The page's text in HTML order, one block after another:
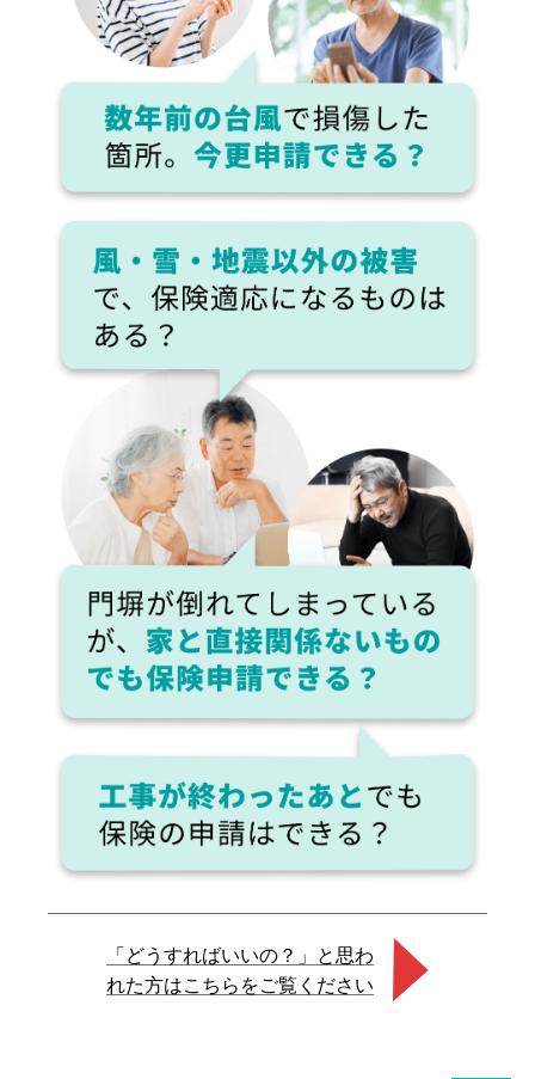
「どうすればいいの？」と思わ
れた方はこちらをご覧ください